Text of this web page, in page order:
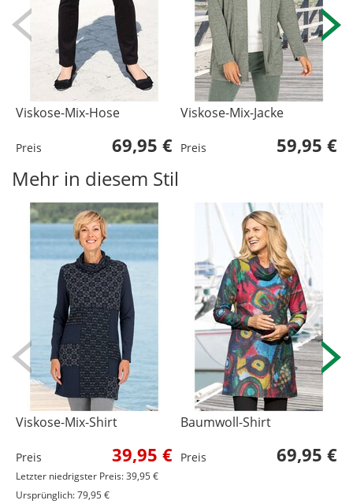
Viskose-Mix-Hose
Preis 69,95 €
Viskose-Mix-Jacke
Preis 59,95 €
Mehr in diesem Stil
Viskose-Mix-Shirt
Preis 39,95 €
Letzter niedrigster Preis: 39,95 €
Ursprünglich: 79,95 €
Baumwoll-Shirt
Preis 69,95 €